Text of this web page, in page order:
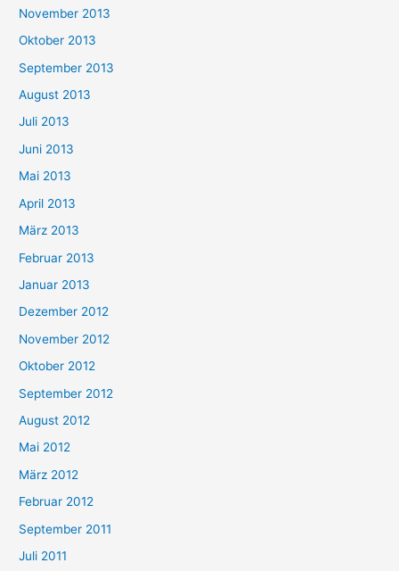
November 2013
Oktober 2013
September 2013
August 2013
Juli 2013
Juni 2013
Mai 2013
April 2013
März 2013
Februar 2013
Januar 2013
Dezember 2012
November 2012
Oktober 2012
September 2012
August 2012
Mai 2012
März 2012
Februar 2012
September 2011
Juli 2011